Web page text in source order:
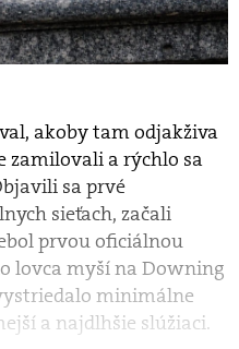
akoby tam odjakživa
zamilovali a rýchlo sa
sa prvé
sieťach, začali
prvou oficiálnou
lovca myší na Downing
minimálne
a najdlhšie slúžiaci.